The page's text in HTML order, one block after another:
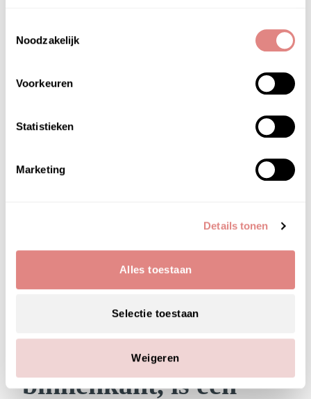
Noodzakelijk
Voorkeuren
Statistieken
Marketing
Details tonen
Alles toestaan
Selectie toestaan
Weigeren
Voedingssuppletie:
want een gezonde
binnenkant, is een